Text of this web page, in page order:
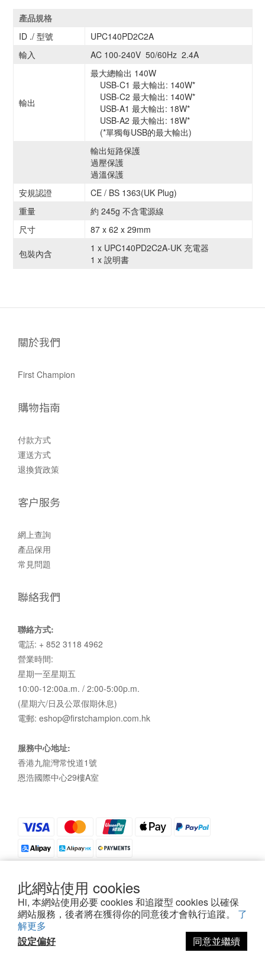
此網站使用 cookies
Hi, 本網站使用必要 cookies 和追蹤型 cookies 以確保
網站服務，後者將在獲得你的同意後才會執行追蹤。 了
解更多
設定偏好
同意並繼續
產品規格
ID ./ 型號
UPC140PD2C2A
輸入
AC 100-240V 50/60Hz 2.4A
輸出
最大總輸出 140W
USB-C1 最大輸出: 140W*
USB-C2 最大輸出: 140W*
USB-A1 最大輸出: 18W*
USB-A2 最大輸出: 18W*
(*單獨每USB的最大輸出)
輸出短路保護
過壓保護
過溫保護
安規認證
CE / BS 1363(UK Plug)
重量
約 245g 不含電源線
尺寸
87 x 62 x 29mm
包裝內含
1 x UPC140PD2C2A-UK 充電器
1 x 說明書
關於我們
First Champion
購物指南
付款方式
運送方式
退換貨政策
客户服务
網上查詢
產品保用
常見問題
聯絡我們
聯絡方式:
電話: + 852 3118 4962
營業時間:
星期一至星期五
10:00-12:00a.m. / 2:00-5:00p.m.
(星期六/日及公眾假期休息)
電郵: eshop@firstchampion.com.hk
服務中心地址:
香港九龍灣常悅道1號
恩浩國際中心29樓A室
私隱政策|條款及細則| 2021©First Champion